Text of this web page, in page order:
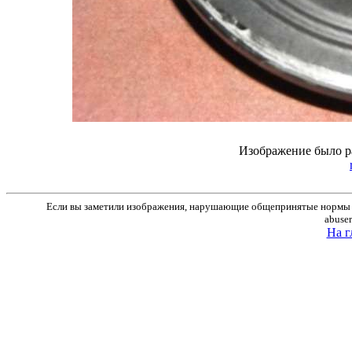
Изображение было
Если вы заметили изображения, нарушающие общепринятые нормы
На